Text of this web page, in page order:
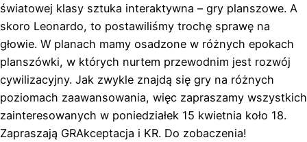
światowej klasy sztuka interaktywna – gry planszowe. A
skoro Leonardo, to postawiliśmy trochę sprawę na
głowie. W planach mamy osadzone w różnych epokach
planszówki, w których nurtem przewodnim jest rozwój
cywilizacyjny. Jak zwykle znajdą się gry na różnych
poziomach zaawansowania, więc zapraszamy wszystkich
zainteresowanych w poniedziałek 15 kwietnia koło 18.
Zapraszają GRAkceptacja i KR. Do zobaczenia!